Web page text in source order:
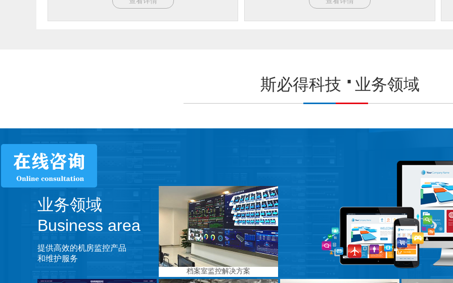
斯必得科技 业务领域
业务领域
Business area
提供高效的机房监控产品
和维护服务
档案室监控解决方案